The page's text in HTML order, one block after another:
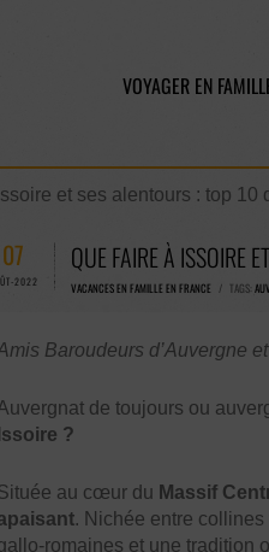
VOYAGER EN
et ses alentours : top 10
07
2022
QUE FAIRE À ISSOIRE
VACANCES EN FAMILLE EN FRANCE / TAGS:
Baroudeurs d’Auvergne
de toujours ou
Issoire ?
au cœur du Massif
. Nichée entre collines
romaines et une tradition